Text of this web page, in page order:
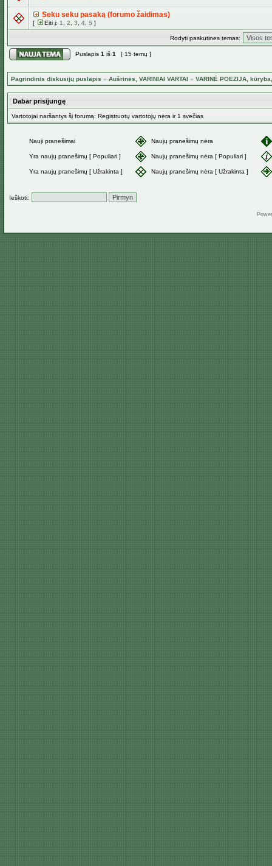
Seku seku pasaką (forumo žaidimas)
[ Eiti į: 1 2 3 4 5 ]
Rodyti paskutines temas:
Puslapis 1 iš 1 [ 15 temų ]
Pagrindinis diskusijų puslapis » Aušrinės, VARINIAI VARTAI » VARINĖ POEZIJA,
Dabar prisijungę
Vartotojai naršantys šį forumą: Registruotų vartotojų nėra ir 1 svečias
Nauji pranešimai Naujų pranešimų nėra
Yra naujų pranešimų [ Populiari ] Naujų pranešimų nėra [ Populiari ]
Yra naujų pranešimų [ Užrakinta ] Naujų pranešimų nėra [ Užrakinta ]
Ieškoti: